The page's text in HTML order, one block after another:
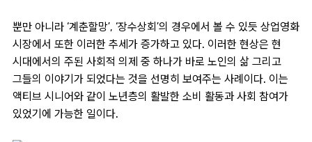
뿐만 아니라 ‘계춘할망’, ‘장수상회’의 경우에서 볼 수 있듯 상업영화
시장에서 또한 이러한 추세가 증가하고 있다. 이러한 현상은 현
시대에서의 주된 사회적 의제 중 하나가 바로 노인의 삶 그리고
그들의 이야기가 되었다는 것을 선명히 보여주는 사례이다. 이는
액티브 시니어와 같이 노년층의 활발한 소비 활동과 사회 참여가
있었기에 가능한 일이다.